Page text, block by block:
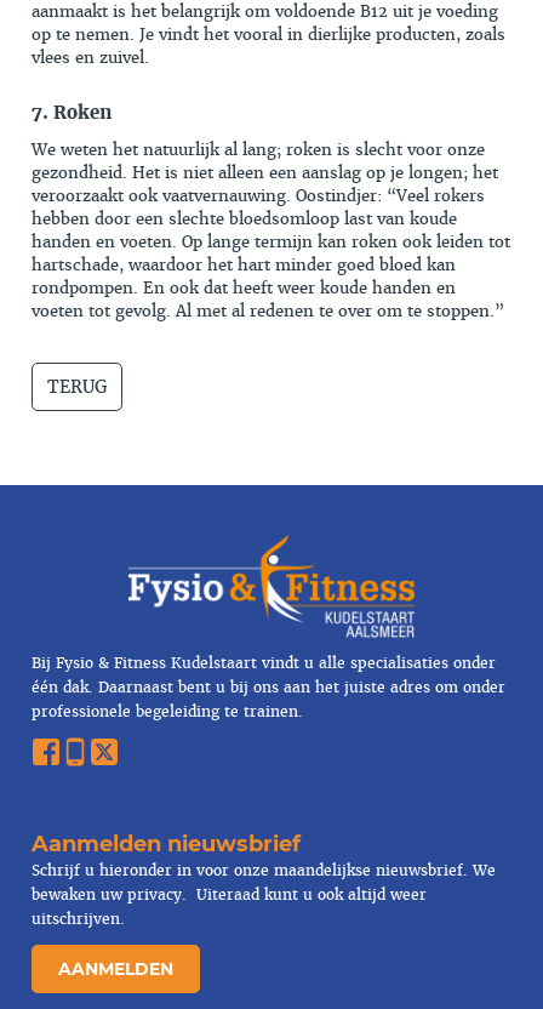
aanmaakt is het belangrijk om voldoende B12 uit je voeding
op te nemen. Je vindt het vooral in dierlijke producten, zoals
vlees en zuivel.
7. Roken
We weten het natuurlijk al lang; roken is slecht voor onze
gezondheid. Het is niet alleen een aanslag op je longen; het
veroorzaakt ook vaatvernauwing. Oostindjer: “Veel rokers
hebben door een slechte bloedsomloop last van koude
handen en voeten. Op lange termijn kan roken ook leiden tot
hartschade, waardoor het hart minder goed bloed kan
rondpompen. En ook dat heeft weer koude handen en
voeten tot gevolg. Al met al redenen te over om te stoppen.”
TERUG
Bij Fysio & Fitness Kudelstaart vindt u alle specialisaties onder
één dak. Daarnaast bent u bij ons aan het juiste adres om onder
professionele begeleiding te trainen.
Aanmelden nieuwsbrief
Schrijf u hieronder in voor onze maandelijkse nieuwsbrief. We
bewaken uwprivacy. Uiteraad kunt u ook altijd weer
uitschrijven.
AANMELDEN